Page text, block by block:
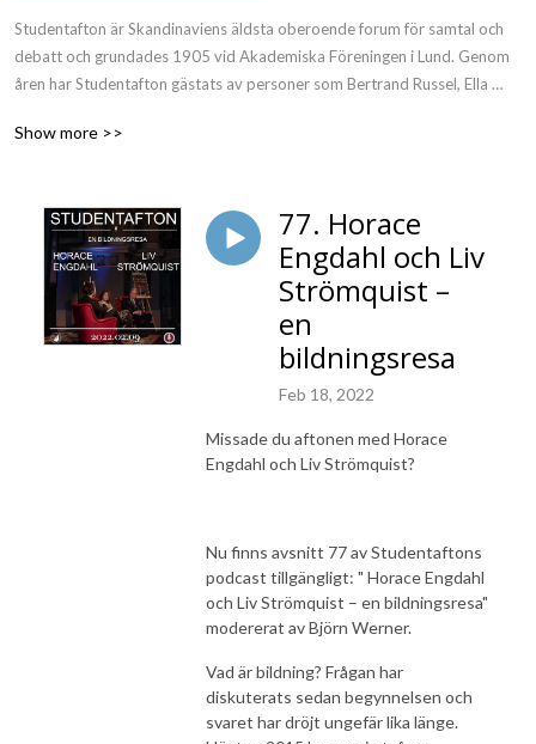
Studentafton är Skandinaviens äldsta oberoende forum för samtal och
debatt och grundades 1905 vid Akademiska Föreningen i Lund. Genom
åren har Studentafton gästats av personer som Bertrand Russel, Ella
Diana Ross.
Show more >>
77. Horace
Engdahl och Liv
Strömquist –
en
bildningsresa
Feb 18, 2022
Missade du aftonen med Horace
Engdahl och Liv Strömquist?
Nu finns avsnitt 77 av Studentaftons
podcast tillgängligt: " Horace Engdahl
och Liv Strömquist – en bildningsresa"
modererat av Björn Werner.
Vad är bildning? Frågan har
diskuterats sedan begynnelsen och
svaret har dröjt ungefär lika länge.